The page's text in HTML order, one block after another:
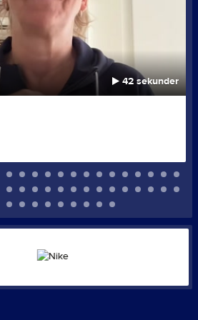
42 sekunder